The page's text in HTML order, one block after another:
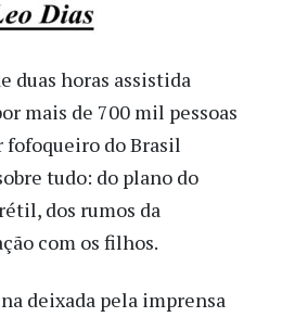
duas horas assistida
mais de 700 mil pessoas
fofoqueiro do Brasil
tudo: do plano do
dos rumos da
com os filhos.
deixada pela imprensa